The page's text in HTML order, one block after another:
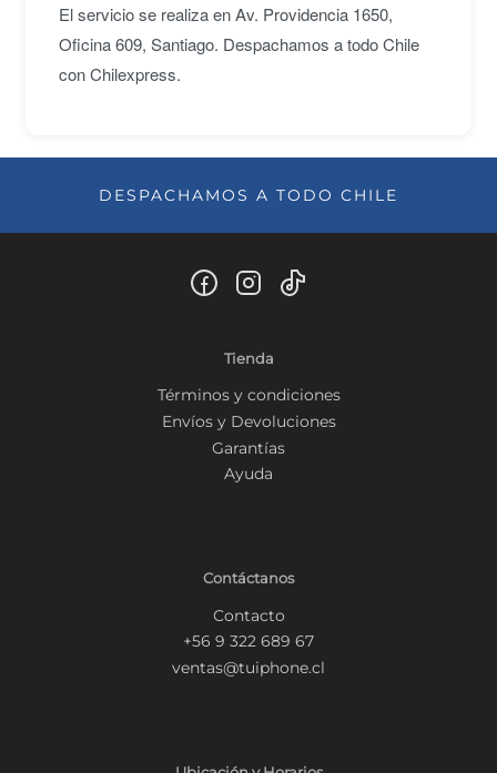
El servicio se realiza en Av. Providencia 1650,
Oficina 609, Santiago. Despachamos a todo Chile
con Chilexpress.
DESPACHAMOS A TODO CHILE
Tienda
Términos y condiciones
Envíos y Devoluciones
Garantías
Ayuda
Contáctanos
Contacto
+56 9 322 689 67
ventas@tuiphone.cl